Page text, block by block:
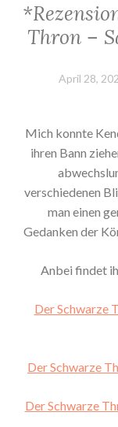
Thron –
April 28,
Mich konnte
ihren Bann
verschiedenen
man einen
Gedanken der
Anbei findet
Der Schwarze
Der Schwarze
Der Schwarze